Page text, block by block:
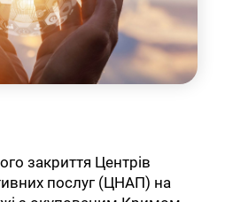
закриття Центрів
послуг (ЦНАП) на